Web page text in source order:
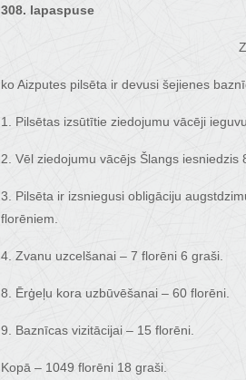
308. lapaspuse
ko Aizputes pilsēta ir devusi šejienes
1. Pilsētas izsūtītie ziedojumu vācēji
2. Vēl ziedojumu vācējs Šlangs iesniedzis
3. Pilsēta ir izsniegusi obligāciju
florēniem.
4. Zvanu uzcelšanai – 7 florēni 6 graši.
8. Ērģeļu kora uzbūvēšanai – 60 florēni.
9. Baznīcas vizitācijai – 15 florēni.
Kopā – 1049 florēni 18 graši.